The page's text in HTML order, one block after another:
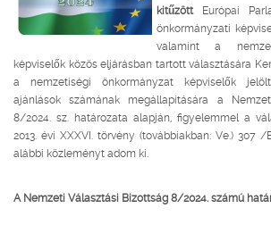
kitűzöttEurópai
önkormányzati
valamint a
képviselők közös eljárásban tartott választására
a nemzetiségi önkormányzat képviselők
ajánlások számának megállapítására a
8/2024. sz. határozata alapján, figyelemmel a
2013. évi XXXVI. törvény (továbbiakban: Ve.) 307
alábbi közleményt adom ki.
A Nemzeti Választási Bizottság 8/2024. számú